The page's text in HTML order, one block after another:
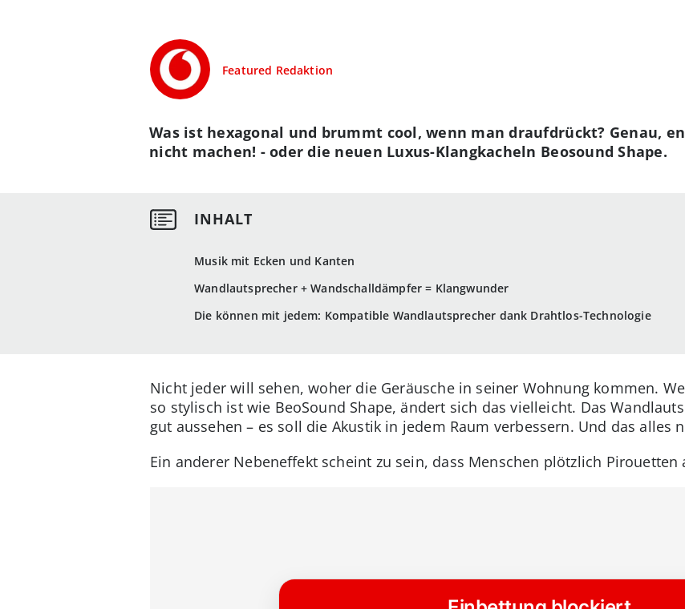
Featured Redaktion
Musik mit Ecken und Kanten
Wandlautsprecher + Wandschalldämpfer = Klangwunder
Die können mit jedem: Kompatible Wandlautsprecher dank Drahtlos-Technologie
Was ist hexagonal und brummt cool, wenn man draufdrückt? Genau,
nicht machen! - oder die neuen Luxus-Klangkacheln Beosound Shape.
Nicht jeder will sehen, woher die Geräusche in seiner Wohnung kommen.
so stylisch ist wie BeoSound Shape, ändert sich das vielleicht. Das
gut aussehen – es soll die Akustik in jedem Raum verbessern. Und das alles
Ein anderer Nebeneffekt scheint zu sein, dass Menschen plötzlich Pirouetten